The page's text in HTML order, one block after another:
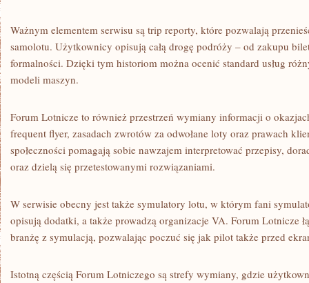
Ważnym elementem serwisu są trip reporty, które pozwalają
samolotu. Użytkownicy opisują całą drogę podróży – od zakupu
formalności. Dzięki tym historiom można ocenić standard usług
modeli maszyn.
Forum Lotnicze to również przestrzeń wymiany informacji o
frequent flyer, zasadach zwrotów za odwołane loty oraz prawach
społeczności pomagają sobie nawzajem interpretować przepisy,
oraz dzielą się przetestowanymi rozwiązaniami.
W serwisie obecny jest także symulatory lotu, w którym fani
opisują dodatki, a także prowadzą organizacje VA. Forum Lotnicze
branżę z symulacją, pozwalając poczuć się jak pilot także przed
Istotną częścią Forum Lotniczego są strefy wymiany, gdzie